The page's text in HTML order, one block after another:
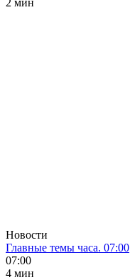
2 мин
Новости
Главные темы часа. 07:00
07:00
4 мин